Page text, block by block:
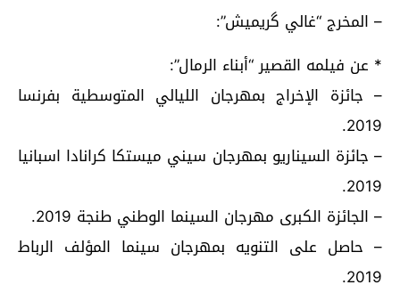
– المخرج “غالي گريميش”:
* عن فيلمه القصير “أبناء الرمال”:
– جائزة الإخراج بمهرجان الليالي المتوسطية بفرنسا
2019.
– جائزة السيناريو بمهرجان سيني ميستكا كرانادا اسبانيا
2019.
– الجائزة الكبرى مهرجان السينما الوطني طنجة 2019.
– حاصل على التنويه بمهرجان سينما المؤلف الرباط
2019.